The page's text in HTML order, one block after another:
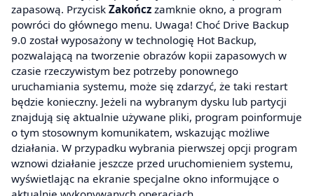
zapasową. Przycisk Zakończ zamknie okno, a program
powróci do głównego menu. Uwaga! Choć Drive Backup
9.0 został wyposażony w technologię Hot Backup,
pozwalającą na tworzenie obrazów kopii zapasowych w
czasie rzeczywistym bez potrzeby ponownego
uruchamiania systemu, może się zdarzyć, że taki restart
będzie konieczny. Jeżeli na wybranym dysku lub partycji
znajdują się aktualnie używane pliki, program poinformuje
o tym stosownym komunikatem, wskazując możliwe
działania. W przypadku wybrania pierwszej opcji program
wznowi działanie jeszcze przed uruchomieniem systemu,
wyświetlając na ekranie specjalne okno informujące o